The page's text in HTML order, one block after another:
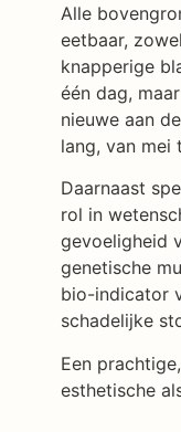
Alle
eetbaar,
knapperige
één dag,
nieuwe aan
lang, van mei
Daarnaast
rol in
gevoeligheid
genetische
bio-indicator
schadelijke
Een
esthetische